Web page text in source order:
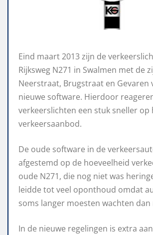
Eind maart 2013 zijn de
Rijksweg N271 in Swalmen met de
Neerstraat, Brugstraat en Gevaren
nieuwe software. Hierdoor
verkeerslichten een stuk sneller op
verkeersaanbod.
De oude software in de
afgestemd op de hoeveelheid
oude N271, die nog niet was
leidde tot veel oponthoud omdat
soms langer moesten wachten dan
In de nieuwe regelingen is extra